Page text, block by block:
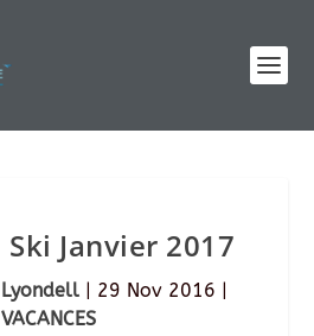
Janvier 2017
Lyondell| 29 Nov 2016 |
VACANCES